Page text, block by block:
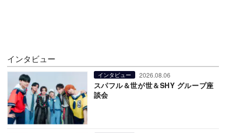
インタビュー
インタビュー 2026.08.06
スパフル＆世が世＆SHY グループ座
談会